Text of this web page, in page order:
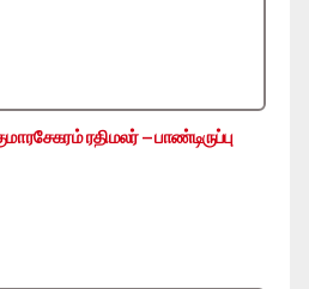
ரதிமலர் – பாண்டிருப்பு